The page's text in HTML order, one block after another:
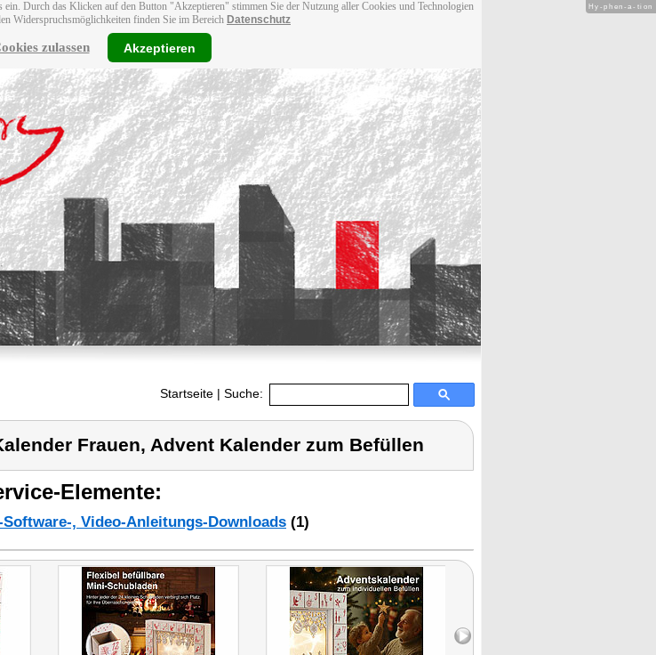
Durch das Klicken auf den Button "Akzeptieren" stimmen Sie der Nutzung aller Cookies und Technologien
Widerspruchsmöglichkeiten finden Sie im Bereich Datenschutz
zulassen Akzeptieren
Startseite | Suche:
Frauen, Advent Kalender zum Befüllen
Elemente:
, Video-Anleitungs-Downloads (1)
Hy-phen-a-tion